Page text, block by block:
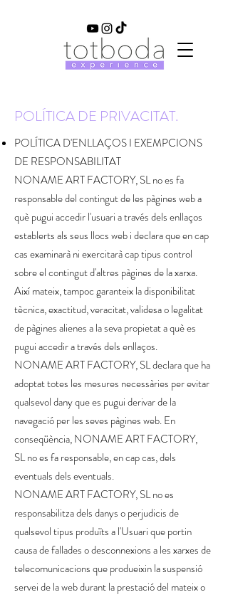
POLÍTICA DE PRIVACITAT.
POLÍTICA D'ENLLAÇOS I EXEMPCIONS
DE RESPONSABILITAT
NONAME ART FACTORY, SL no es fa
responsable del contingut de les pàgines web a
què pugui accedir l'usuari a través dels enllaços
establerts als seus llocs web i declara que en cap
cas examinarà ni exercitarà cap tipus control
sobre el contingut d'altres pàgines de la xarxa.
Així mateix, tampoc garanteix la disponibilitat
tècnica, exactitud, veracitat, validesa o legalitat
de pàgines alienes a la seva propietat a què es
pugui accedir a través dels enllaços.
NONAME ART FACTORY, SL declara que ha
adoptat totes les mesures necessàries per evitar
qualsevol dany que es pugui derivar de la
navegació per les seves pàgines web. En
conseqüència, NONAME ART FACTORY,
SL no es fa responsable, en cap cas, dels
eventuals dels eventuals.
NONAME ART FACTORY, SL no es
responsabilitza dels danys o perjudicis de
qualsevol tipus produïts a l'Usuari que portin
causa de fallades o desconnexions a les xarxes de
telecomunicacions que produeixin la suspensió
servei de la web durant la prestació del mateix o